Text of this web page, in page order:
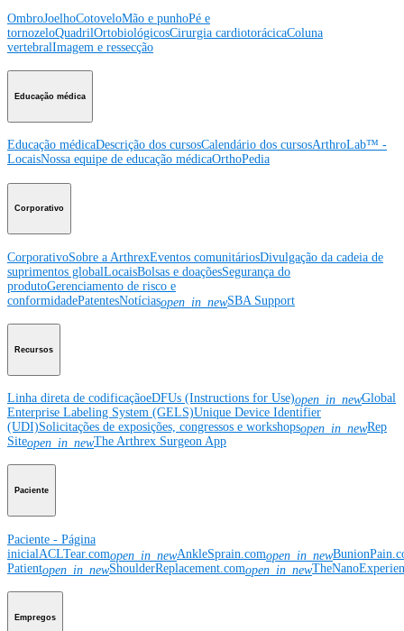
OmbroJoelhoCotoveloMão e punhoPé e
tornozeloQuadrilOrtobiológicosCirurgia cardiotorácicaColuna
vertebralImagem e ressecção
Educação médica
Educação médicaDescrição dos cursosCalendário dos cursosArthroLab™ -
LocaisNossa equipe de educação médicaOrthoPedia
Corporativo
CorporativoSobre a ArthrexEventos comunitáriosDivulgação da cadeia de
suprimentos globalLocaisBolsas e doaçõesSegurança do
produtoGerenciamento de risco e
conformidadePatentesNotíciasopen_in_newSBA Support
Recursos
Linha direta de codificaçãoeDFUs (Instructions for Use)open_in_newGlobal
Enterprise Labeling System (GELS)Unique Device Identifier
(UDI)Solicitações de exposições, congressos e workshopsopen_in_newRep
Siteopen_in_newThe Arthrex Surgeon App
Paciente
Paciente - Página
inicialACLTear.comopen_in_newAnkleSprain.comopen_in_new
Patientopen_in_newShoulderReplacement.comopen_in_new
Empregos